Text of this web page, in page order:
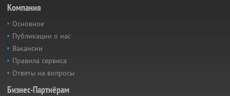
Компания
Основное
Публикации о нас
Вакансии
Правила сервиса
Ответы на вопросы
Бизнес-Партнёрам